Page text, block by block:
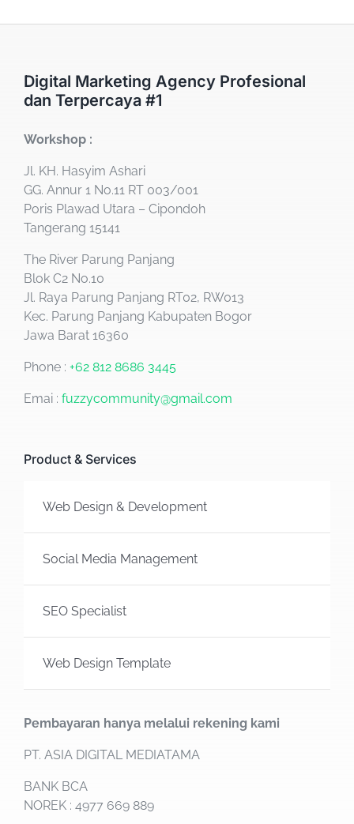
Digital Marketing Agency Profesional
dan Terpercaya #1
Workshop :
Jl. KH. Hasyim Ashari
GG. Annur 1 No.11 RT 003/001
Poris Plawad Utara – Cipondoh
Tangerang 15141
The River Parung Panjang
Blok C2 No.10
Jl. Raya Parung Panjang RT02, RW013
Kec. Parung Panjang Kabupaten Bogor
Jawa Barat 16360
Phone : +62 812 8686 3445
Emai : fuzzycommunity@gmail.com
Product & Services
Web Design & Development
Social Media Management
SEO Specialist
Web Design Template
Pembayaran hanya melalui rekening kami
PT. ASIA DIGITAL MEDIATAMA
BANK BCA
NOREK : 4977 669 889